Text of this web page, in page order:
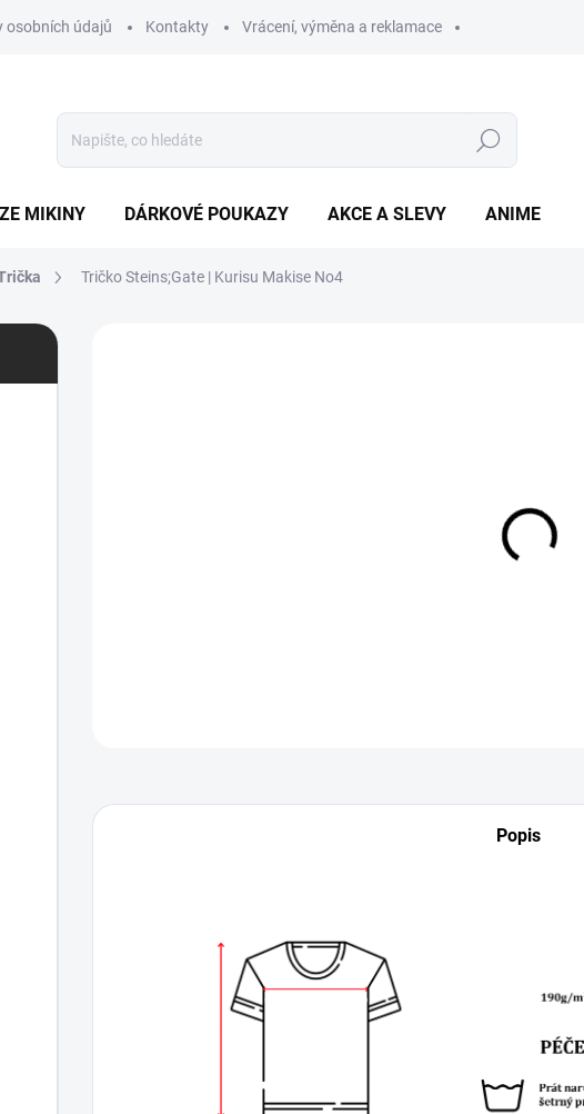
osobních údajů Kontakty Vrácení, výměna a reklamace
Hledat
MIKINY DÁRKOVÉ POUKAZY AKCE A SLEVY ANIME
Tričko Steins;Gate | Kurisu Makise No4
Popis